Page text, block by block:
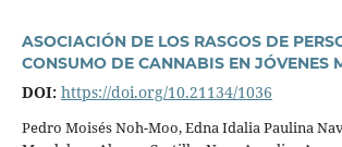
ASOCIACIÓN DE LOS RASGOS DE
CONSUMO DE CANNABIS EN JÓVENES
DOI: https://doi.org/10.21134/1036
Pedro Moisés Noh-Moo, Edna Idalia Paulina